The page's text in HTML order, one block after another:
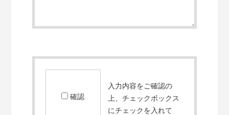
確認
入力内容をご確認の
上、チェックボックス
にチェックを入れて